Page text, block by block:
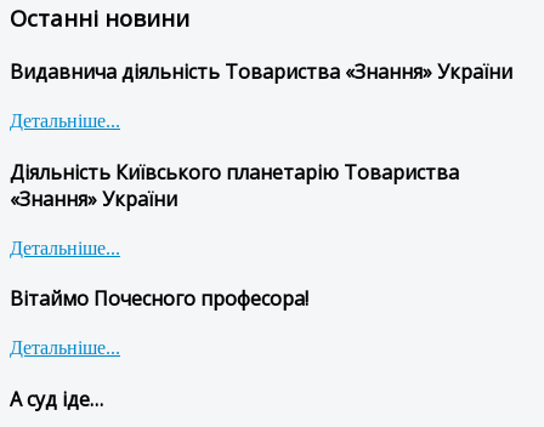
Останні новини
Видавнича діяльність Товариства «Знання» України
Детальніше...
Діяльність Київського планетарію Товариства
«Знання» України
Детальніше...
Вітаймо Почесного професора!
Детальніше...
А суд іде…